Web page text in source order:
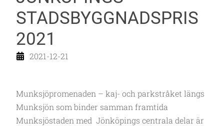
STADSBYGGNADSPRIS
2021
2021-12-21
Munksjöpromenaden – kaj- och parkstråket längs
Munksjön som binder samman framtida
Munksjöstaden med Jönköpings centrala delar är